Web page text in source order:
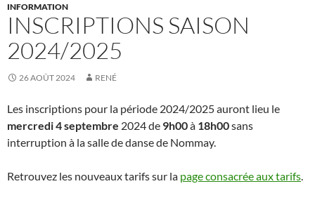
INFORMATION
INSCRIPTIONS SAISON
2024/2025
26 AOÛT 2024 RENÉ
Les inscriptions pour la période 2024/2025 auront lieu le
mercredi 4 septembre 2024 de 9h00à 18h00sans
interruption à la salle de danse de Nommay.
Retrouvez les nouveaux tarifs sur la page consacrée aux tarifs